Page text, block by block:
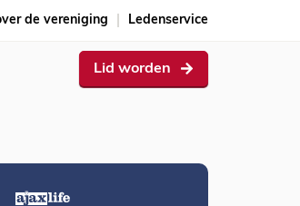
de vereniging Ledenservice
Lid worden